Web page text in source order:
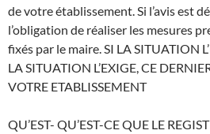
de votre établissement. Si l’avis est
l’obligation de réaliser les mesures
fixés par le maire. SI LA SITUATION
LA SITUATION L’EXIGE, CE
VOTRE ETABLISSEMENT
QU’EST- QU’EST-CE QUE LE